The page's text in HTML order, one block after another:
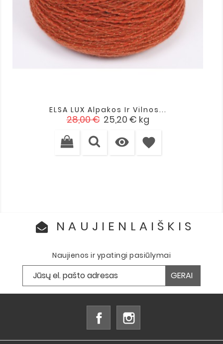
ELSA LUX Alpakos Ir Vilnos...
Įprasta
28,00 € Kaina
25,20 € kg
 favorite
NAUJIENLAIŠKIS
Naujienos ir ypatingi pasiūlymai
Facebook